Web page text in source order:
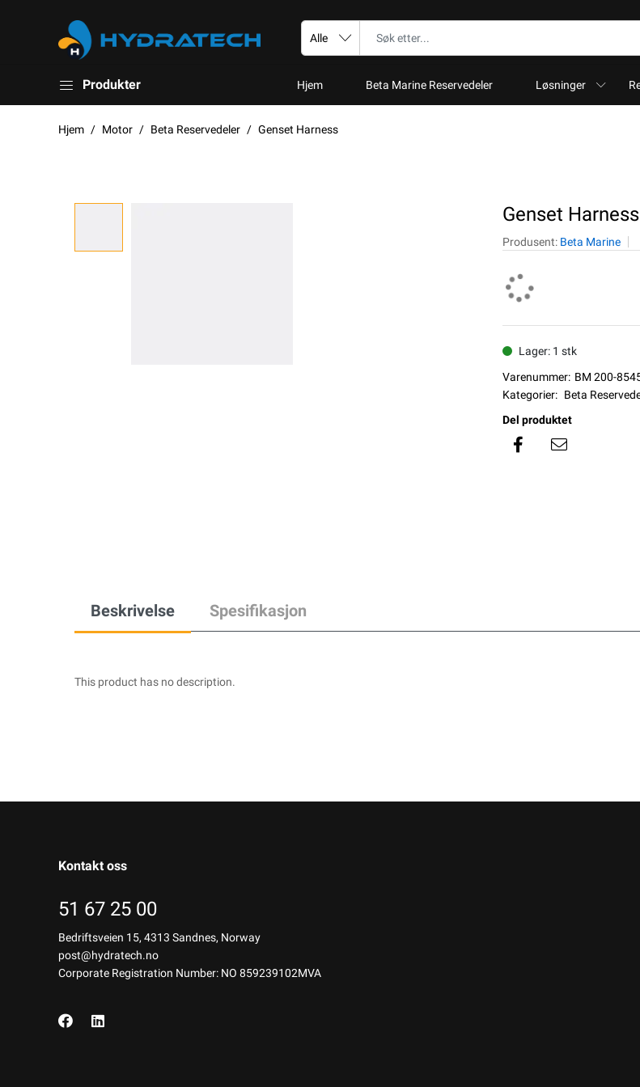
Produkter Hjem Beta Marine Reservedeler Løsninger
Hjem Motor Beta Reservedeler Genset Harness
Genset Harness
Produsent: Beta Marine
Lager: 1 stk
Varenummer: BM 200-
Kategorier: Beta
Del produktet
Beskrivelse Spesifikasjon
This product has no description.
Kontakt oss
51 67 25 00
Bedriftsveien 15, 4313 Sandnes, Norway
post@hydratech.no
Corporate Registration Number: NO 859239102MVA